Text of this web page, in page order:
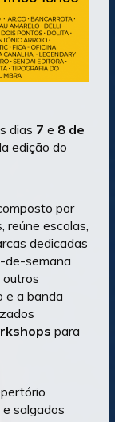
dias 7 e 8 de
edição do
composto por
escolas,
dedicadas
de-semana
e a banda
para
salgados